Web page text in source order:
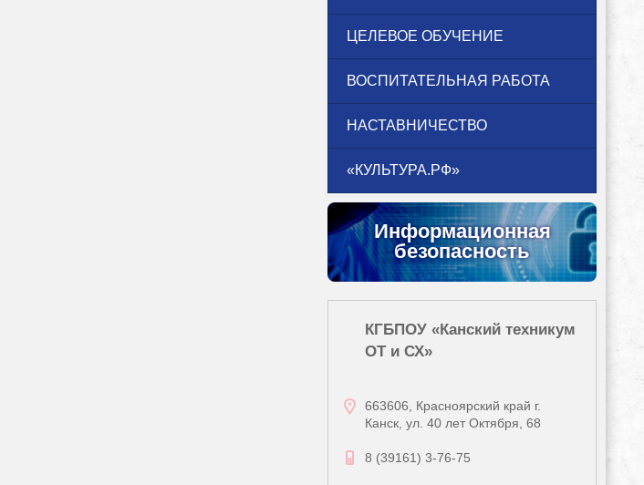
ЦЕЛЕВОЕ ОБУЧЕНИЕ
ВОСПИТАТЕЛЬНАЯ РАБОТА
НАСТАВНИЧЕСТВО
«КУЛЬТУРА.РФ»
Информационная
безопасность
КГБПОУ «Канский техникум
ОТ и СХ»
663606, Красноярский край г.
Канск, ул. 40 лет Октября, 68
8 (39161) 3-76-75